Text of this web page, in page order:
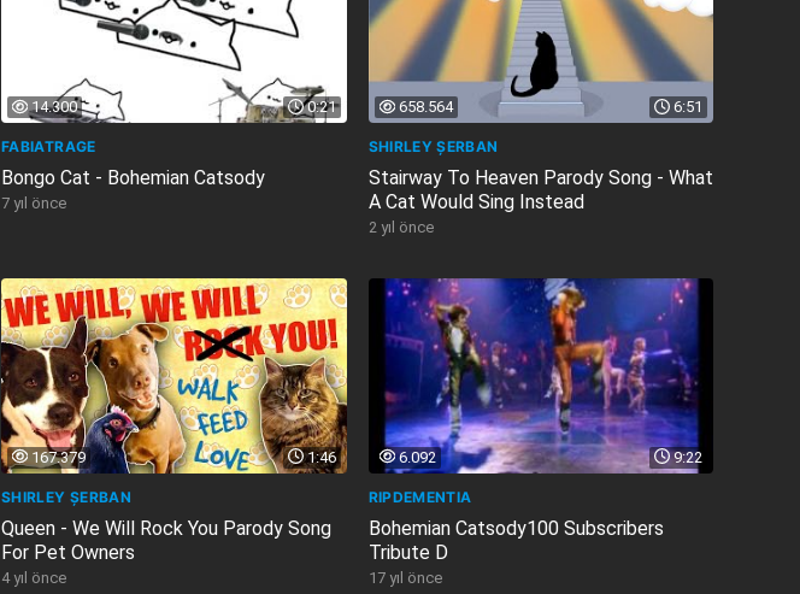
0:21
14.300
FABIATRAGE
Bongo Cat - Bohemian Catsody
7 yıl önce
6:51
658.564
SHIRLEY ȘERBAN
Stairway To Heaven Parody Song - What
A Cat Would Sing Instead
2 yıl önce
1:46
167.379
SHIRLEY ȘERBAN
Queen - We Will Rock You Parody Song
For Pet Owners
4 yıl önce
9:22
6.092
RIPDEMENTIA
Bohemian Catsody100 Subscribers
Tribute D
17 yıl önce